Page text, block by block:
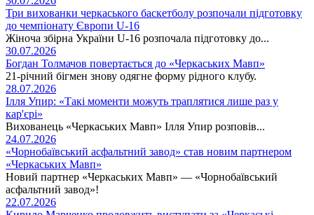
Три вихованки черкаського баскетболу розпочали підготовку
до чемпіонату Європи U-16
Жіноча збірна України U-16 розпочала підготовку до...
30.07.2026
Богдан Толмачов повертається до «Черкаських Мавп»
21-річний бігмен знову одягне форму рідного клубу.
28.07.2026
Ілля Упир: «Такі моменти можуть траплятися лише раз у
кар'єрі»
Вихованець «Черкаських Мавп» Ілля Упир розповів...
24.07.2026
«Чорнобаївський асфальтний завод» став новим партнером
«Черкаських Мавп»
Новий партнер «Черкаських Мавп» — «Чорнобаївський
асфальтний завод»!
22.07.2026